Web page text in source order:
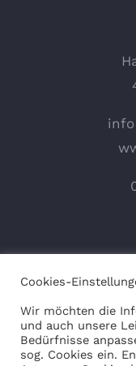
Cookies-
Wir möchten die
und auch unsere
Bedürfnisse
sog. Cookies ein.